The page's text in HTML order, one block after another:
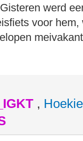
werd
voor
, Hoekie